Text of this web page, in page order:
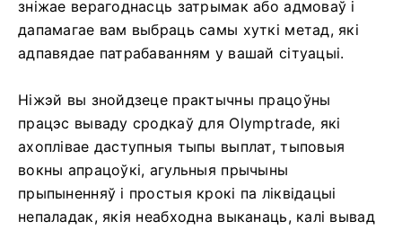
зніжае верагоднасць затрымак або адмоваў і
дапамагае вам выбраць самы хуткі метад, які
адпавядае патрабаванням у вашай сітуацыі.
Ніжэй вы знойдзеце практычны працоўны
працэс вываду сродкаў для Olymptrade, які
ахоплівае даступныя тыпы выплат, тыповыя
вокны апрацоўкі, агульныя прычыны
прыпыненняў і простыя крокі па ліквідацыі
непаладак, якія неабходна выканаць, калі вывад